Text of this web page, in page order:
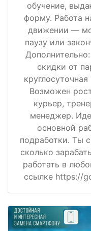
обучение,
форму. Работа
движении —
паузу или
скидки от
Возможен
курьер,
менеджер.
основной
подработки. Ты
сколько
работать в
ссылке https://